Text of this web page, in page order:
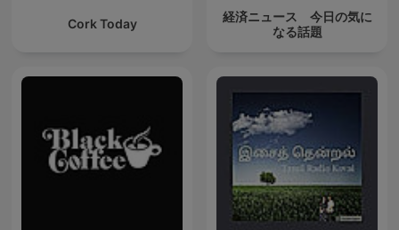
Cork Today
経済ニュース 今日の気に
なる話題